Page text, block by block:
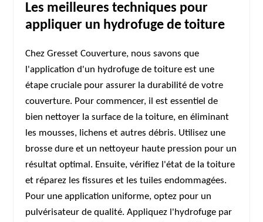
Les meilleures techniques pour
appliquer un hydrofuge de toiture
Chez Gresset Couverture, nous savons que
l'application d'un hydrofuge de toiture est une
étape cruciale pour assurer la durabilité de votre
couverture. Pour commencer, il est essentiel de
bien nettoyer la surface de la toiture, en éliminant
les mousses, lichens et autres débris. Utilisez une
brosse dure et un nettoyeur haute pression pour un
résultat optimal. Ensuite, vérifiez l'état de la toiture
et réparez les fissures et les tuiles endommagées.
Pour une application uniforme, optez pour un
pulvérisateur de qualité. Appliquez l'hydrofuge par